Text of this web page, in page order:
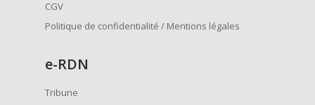
CGV
Politique de confidentialité / Mentions légales
e-RDN
Tribune